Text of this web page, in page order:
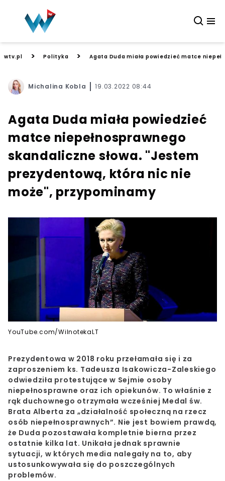
wtv.pl > Polityka > Agata Duda miała powiedzieć matce
Michalina Kobla 19.03.2022 08:44
Agata Duda miała powiedzieć
matce niepełnosprawnego
skandaliczne słowa. "Jestem
prezydentową, która nic nie
może", przypominamy
YouTube.com/WilnotekaLT
Prezydentowa w 2018 roku przełamała się i za
zaproszeniem ks. Tadeusza Isakowicza-Zaleskiego
odwiedziła protestujące w Sejmie osoby
niepełnosprawne oraz ich opiekunów. To właśnie z
rąk duchownego otrzymała wcześniej Medal św.
Brata Alberta za „działalność społeczną na rzecz
osób niepełnosprawnych”. Nie jest bowiem prawdą,
że Duda pozostawała kompletnie bierna przez
ostatnie kilka lat. Unikała jednak sprawnie
sytuacji, w których media nalegały na to, aby
ustosunkowywała się do poszczególnych
problemów.